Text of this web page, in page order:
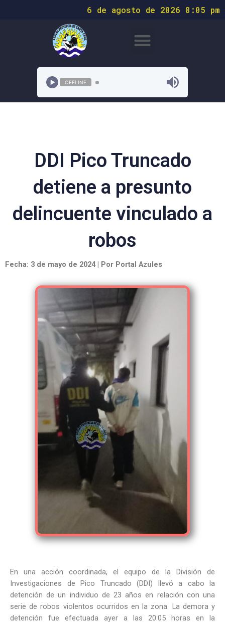
6 de agosto de 2026 8:05 pm
OFFLINE
DDI Pico Truncado
detiene a presunto
delincuente vinculado a
robos
Fecha: 3 de mayo de 2024 | Por Portal Azules
En una acción coordinada, el equipo de la División de
Investigaciones de Pico Truncado (DDI) llevó a cabo la
detención de un individuo de 23 años en relación con una
serie de robos violentos ocurridos en la zona. La demora y
detención fue efectuada ayer a las 20:05 horas en la